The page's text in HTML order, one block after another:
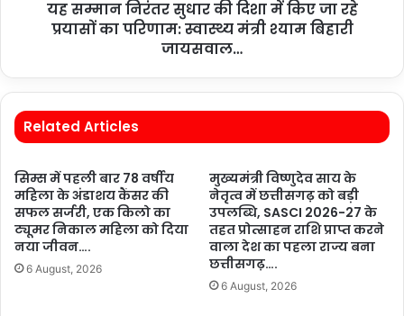
यह सम्मान निरंतर सुधार की दिशा में किए जा रहे
प्रयासों का परिणाम: स्वास्थ्य मंत्री श्याम बिहारी
जायसवाल…
Related Articles
सिम्स में पहली बार 78 वर्षीय
महिला के अंडाशय कैंसर की
सफल सर्जरी, एक किलो का
ट्यूमर निकाल महिला को दिया
नया जीवन….
6 August, 2026
मुख्यमंत्री विष्णुदेव साय के
नेतृत्व में छत्तीसगढ़ को बड़ी
उपलब्धि, SASCI 2026-27 के
तहत प्रोत्साहन राशि प्राप्त करने
वाला देश का पहला राज्य बना
छत्तीसगढ़….
6 August, 2026